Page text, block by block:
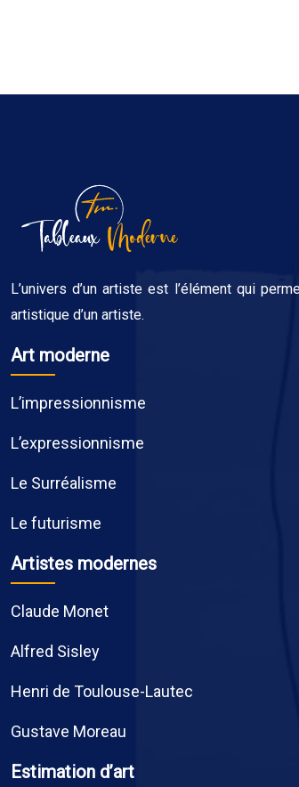
L’univers d’un artiste est l’élément qui
artistique d’un artiste.
Art moderne
L’impressionnisme
L’expressionnisme
Le Surréalisme
Le futurisme
Artistes modernes
Claude Monet
Alfred Sisley
Henri de Toulouse-Lautec
Gustave Moreau
Estimation d’art